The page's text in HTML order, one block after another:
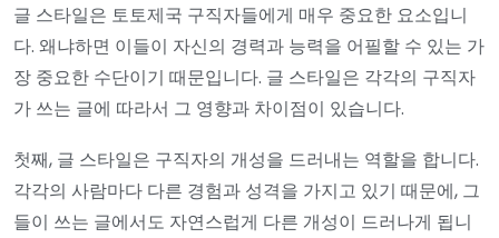
글 스타일은 토토제국 구직자들에게 매우 중요한 요소입니
다. 왜냐하면 이들이 자신의 경력과 능력을 어필할 수 있는 가
장 중요한 수단이기 때문입니다. 글 스타일은 각각의 구직자
가 쓰는 글에 따라서 그 영향과 차이점이 있습니다.
첫째, 글 스타일은 구직자의 개성을 드러내는 역할을 합니다.
각각의 사람마다 다른 경험과 성격을 가지고 있기 때문에, 그
들이 쓰는 글에서도 자연스럽게 다른 개성이 드러나게 됩니